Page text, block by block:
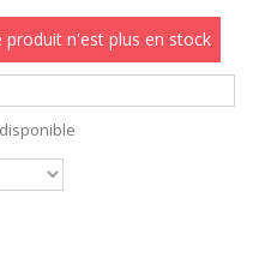
produit n'est plus en stock